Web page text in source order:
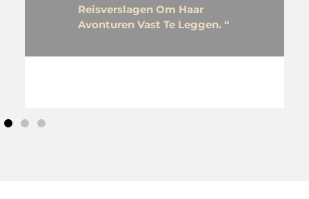
Reisverslagen Om Haar
Avonturen Vast Te Leggen. “